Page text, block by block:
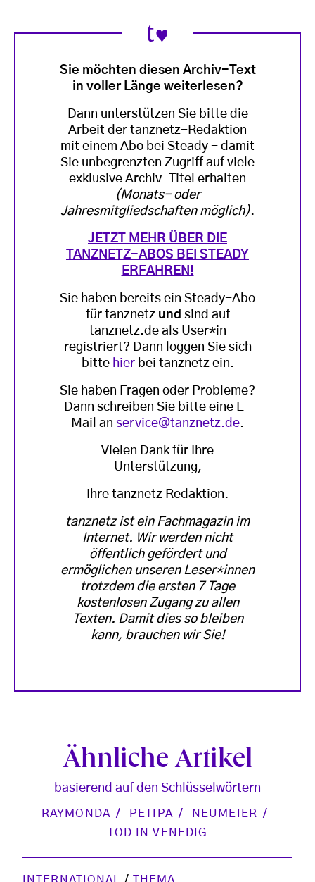
Sie möchten diesen Archiv-Text
in voller Länge weiterlesen?
Dann unterstützen Sie bitte die
Arbeit der tanznetz-Redaktion
mit einem Abo bei Steady - damit
Sie unbegrenzten Zugriff auf viele
exklusive Archiv-Titel erhalten
(Monats- oder
Jahresmitgliedschaften möglich).
JETZT MEHR ÜBER DIE
TANZNETZ-ABOS BEI STEADY
ERFAHREN!
Sie haben bereits ein Steady-Abo
für tanznetz und sind auf
tanznetz.de als User*in
registriert? Dann loggen Sie sich
bitte hierbei tanznetz ein.
Sie haben Fragen oder Probleme?
Dann schreiben Sie bitte eine E-
Mail an service@tanznetz.de.
Vielen Dank für Ihre
Unterstützung,
Ihre tanznetz Redaktion.
tanznetz ist ein Fachmagazin im
Internet. Wir werden nicht
öffentlich gefördert und
ermöglichen unseren Leser*innen
trotzdem die ersten 7 Tage
kostenlosen Zugang zu allen
Texten. Damit dies so bleiben
kann, brauchen wir Sie!
Ähnliche Artikel
basierend auf den Schlüsselwörtern
RAYMONDA PETIPA
NEUMEIER
TOD IN VENEDIG
INTERNATIONAL / THEMA